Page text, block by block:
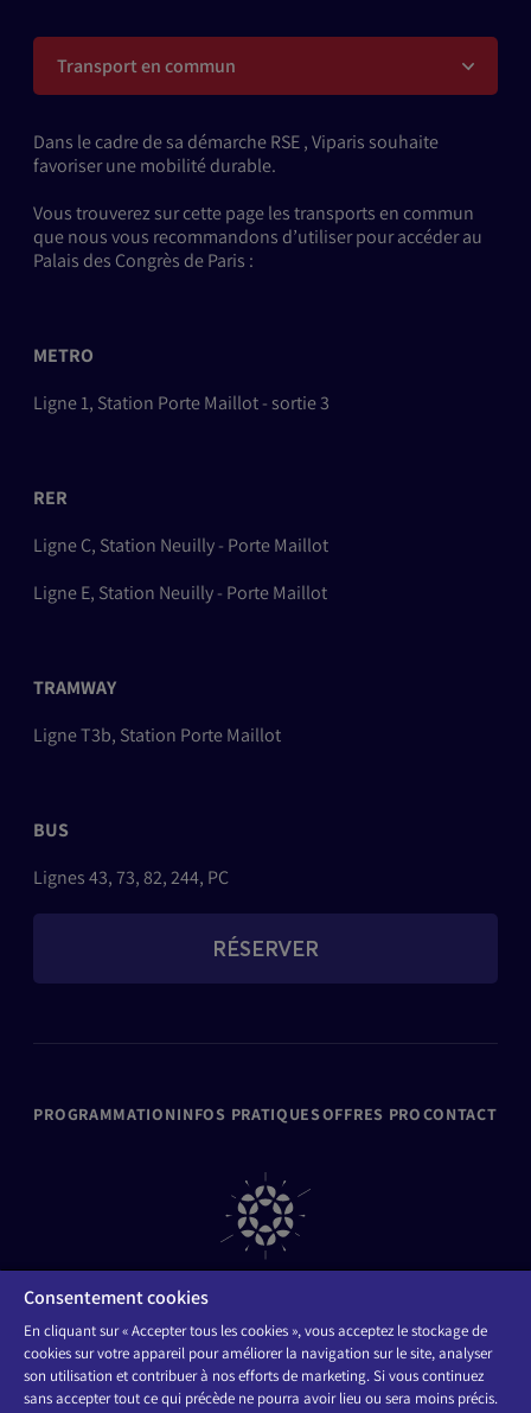
Transport en commun
Dans le cadre de sa démarche RSE , Viparis souhaite
favoriser une mobilité durable.
Vous trouverez sur cette page les transports en commun
que nous vous recommandons d’utiliser pour accéder au
Palais des Congrès de Paris :
METRO
Ligne 1, Station Porte Maillot - sortie 3
RER
Ligne C, Station Neuilly - Porte Maillot
Ligne E, Station Neuilly - Porte Maillot
TRAMWAY
Ligne T3b, Station Porte Maillot
BUS
Lignes 43, 73, 82, 244, PC
RÉSERVER
PROGRAMMATIONINFOS PRATIQUESOFFRES PROCONTACT
ORGANISATEURSFAQ
Mentions légalesPolitique de Confidentialité & Politique Cookies
Accessibilité : non conforme
Consentement cookies
En cliquant sur « Accepter tous les cookies », vous acceptez le stockage de
cookies sur votre appareil pour améliorer la navigation sur le site, analyser
son utilisation et contribuer à nos efforts de marketing. Si vous continuez
sans accepter tout ce qui précède ne pourra avoir lieu ou sera moins précis.